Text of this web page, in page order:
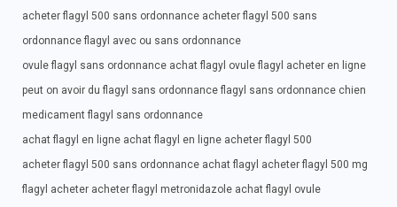
acheter flagyl 500 sans ordonnance acheter flagyl 500 sans
ordonnance flagyl avec ou sans ordonnance
ovule flagyl sans ordonnance achat flagyl ovule flagyl acheter en ligne
peut on avoir du flagyl sans ordonnance flagyl sans ordonnance chien
medicament flagyl sans ordonnance
achat flagyl en ligne achat flagyl en ligne acheter flagyl 500
acheter flagyl 500 sans ordonnance achat flagyl acheter flagyl 500 mg
flagyl acheter acheter flagyl metronidazole achat flagyl ovule